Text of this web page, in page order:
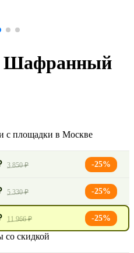
Шафранный
с площадки в Москве
3 850 ₽ -25%
5 330 ₽ -25%
11 966 ₽ -25%
со скидкой